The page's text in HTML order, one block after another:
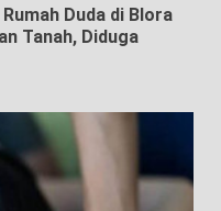
Duda di Blora
Tanah, Diduga